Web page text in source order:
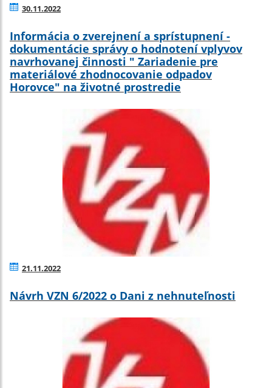
30.11.2022
Informácia o zverejnení a sprístupnení -
dokumentácie správy o hodnotení vplyvov
navrhovanej činnosti " Zariadenie pre
materiálové zhodnocovanie odpadov
Horovce" na životné prostredie
21.11.2022
Návrh VZN 6/2022 o Dani z nehnuteľnosti